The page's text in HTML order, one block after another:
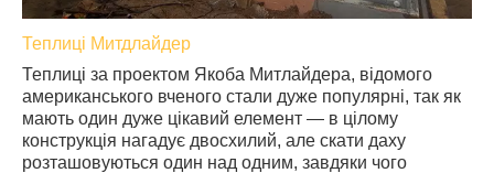
Теплиці Митдлайдер
Теплиці за проектом Якоба Митлайдера, відомого
американського вченого стали дуже популярні, так як
мають один дуже цікавий елемент ― в цілому
конструкція нагадує двосхилий, але скати даху
розташовуються один над одним, завдяки чого